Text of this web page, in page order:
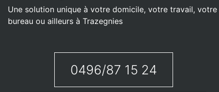
Une solution unique à votre domicile, votre travail, votre
bureau ou ailleurs à Trazegnies
0496/87 15 24